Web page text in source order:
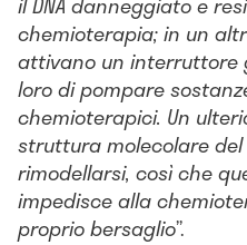
chemioterapia; in un
attivano un interruttore
loro di pompare
chemioterapici. Un
struttura molecolare
rimodellarsi, così che
impedisce alla
proprio bersaglio”.